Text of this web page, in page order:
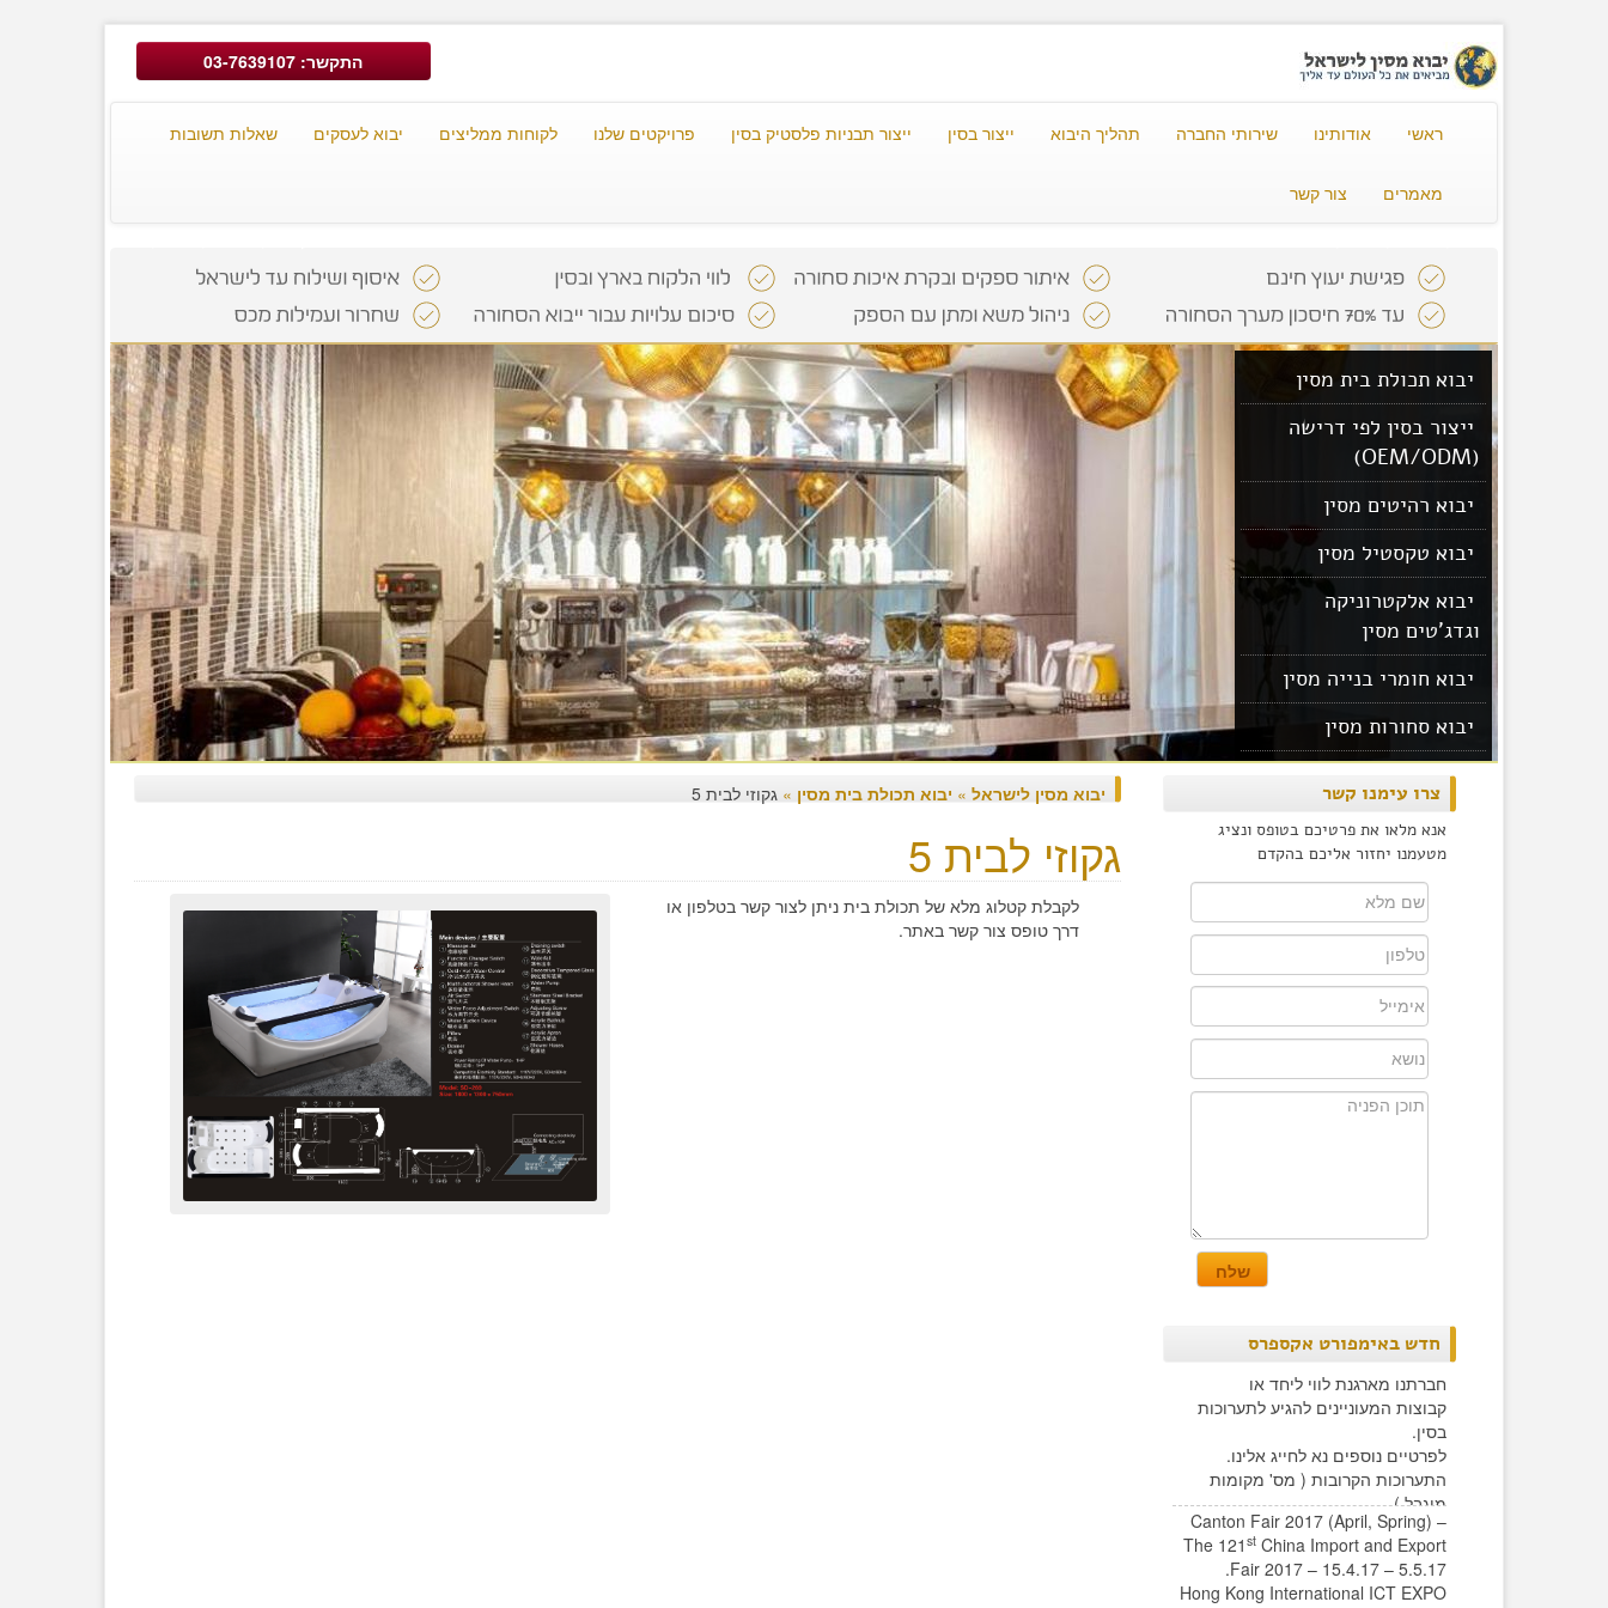
התקשר: 03-7639107
ראשי אודותינו שירותי החברה תהליך היבוא ייצור בסין ייצור תבניות פלסטיק בסין פרויקטים שלנו לקוחות ממליצים יבוא לעסקים שאלות תשובות
מאמרים צור קשר
יבוא תכולת בית מסין
ייצור בסין לפי דרישה
(OEM/ODM)
יבוא רהיטים מסין
יבוא טקסטיל מסין
יבוא אלקטרוניקה
וגדג'טים מסין
יבוא חומרי בנייה מסין
יבוא סחורות מסין
יבוא מוצרים מסין
יבוא מסין לישראל » יבוא תכולת בית מסין » גקוזי לבית 5
גקוזי לבית 5
לקבלת קטלוג מלא של תכולת בית ניתן לצור קשר בטלפון או
דרך טופס צור קשר באתר.
צרו עימנו קשר
אנא מלאו את פרטיכם בטופס ונציג
מטעמנו יחזור אליכם בהקדם
חדש באימפורט אקספרס
חברתנו מארגנת לווי ליחד או
קבוצות המעוניינים להגיע לתערוכות
בסין.
לפרטיים נוספים נא לחייג אלינו.
התערוכות הקרובות ( מס' מקומות
מוגבל )
Canton Fair 2017 (April, Spring) –
The 121 st China Import and Export
Fair 2017 – 15.4.17 – 5.5.17.
Hong Kong International ICT EXPO